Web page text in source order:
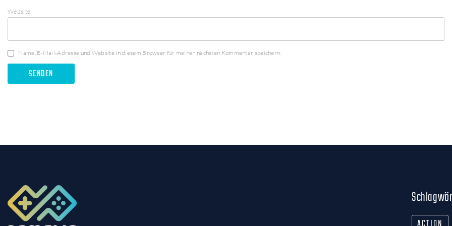
Website
Name, E-Mail-Adresse und Website in diesem Browser für meinen nächsten Kommentar speichern.